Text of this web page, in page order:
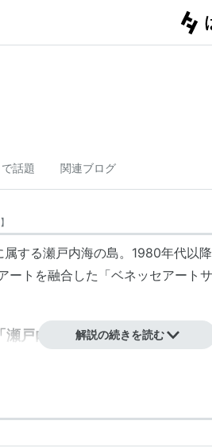
話題 関連ブログ
】
する瀬戸内海の島。1980年代以
ートを融合した「ベネッセアート
瀬戸内国際芸術祭2010」
る。
解説の続きを読む